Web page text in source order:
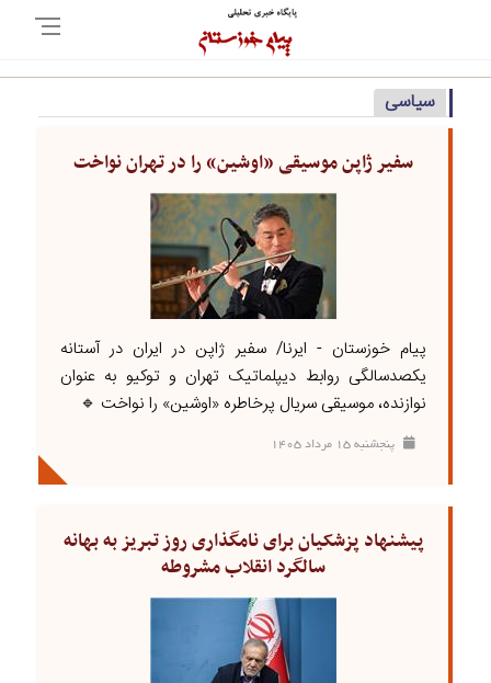
سیاسی
سفیر ژاپن موسیقی «اوشین» را در تهران نواخت
پیام خوزستان - ایرنا/ سفیر ژاپن در ایران در آستانه
یکصدسالگی روابط دیپلماتیک تهران و توکیو به عنوان
نوازنده، موسیقی سریال پرخاطره «اوشین» را نواخت 🔹
پنجشنبه ۱۵ مرداد ۱۴۰۵
پیشنهاد پزشکیان برای نامگذاری روز تبریز به بهانه
سالگرد انقلاب مشروطه